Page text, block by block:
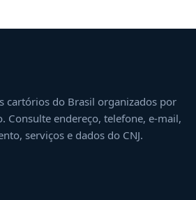
cartórios do Brasil organizados por
Consulte endereço, telefone, e-mail,
serviços e dados do CNJ.